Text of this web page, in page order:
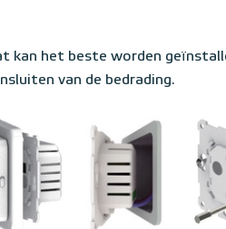
kan het beste worden
van de bedrading.